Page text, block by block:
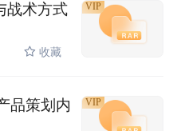
战术方式
收藏
VIP
品策划内
VIP